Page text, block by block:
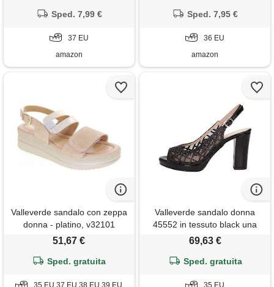
Sped. 7,99 €
37 EU
amazon
Sped. 7,95 €
36 EU
amazon
Valleverde sandalo con zeppa
donna - platino, v32101
51,67 €
Sped. gratuita
Valleverde sandalo donna
45552 in tessuto black una
calzatura adatta per tutte le
2021 2021. Eu 35
69,63 €
Sped. gratuita